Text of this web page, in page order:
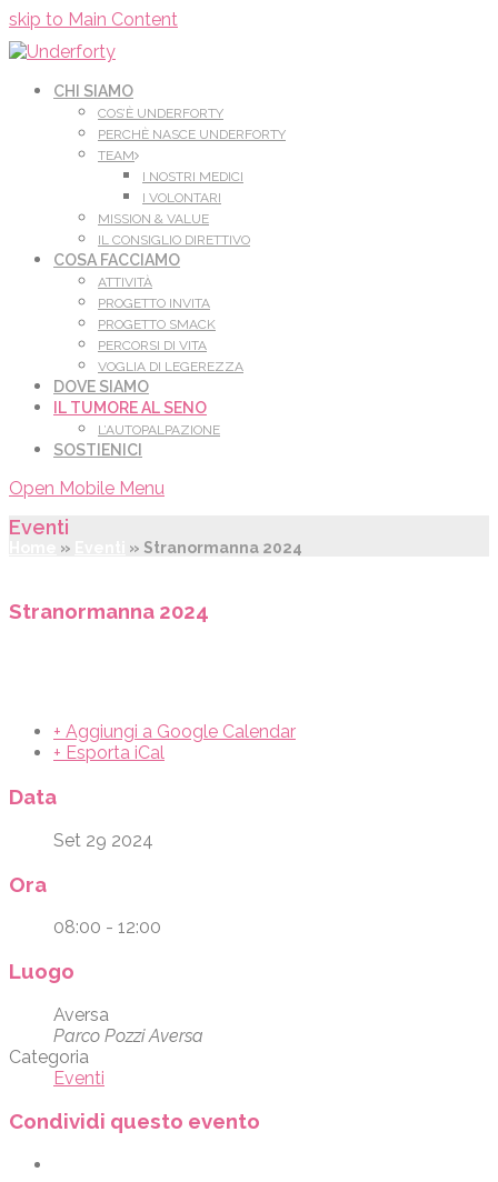
skip to Main Content
CHI SIAMO
COS’È UNDERFORTY
PERCHÈ NASCE UNDERFORTY
TEAM
I NOSTRI MEDICI
I VOLONTARI
MISSION & VALUE
IL CONSIGLIO DIRETTIVO
COSA FACCIAMO
ATTIVITÀ
PROGETTO INVITA
PROGETTO SMACK
PERCORSI DI VITA
VOGLIA DI LEGEREZZA
DOVE SIAMO
IL TUMORE AL SENO
L’AUTOPALPAZIONE
SOSTIENICI
Open Mobile Menu
Eventi
» » Stranormanna 2024
Stranormanna 2024
+ Aggiungi a Google Calendar
+ Esporta iCal
Data
Set 29 2024
Ora
08:00 - 12:00
Luogo
Aversa
Parco Pozzi Aversa
Categoria
Eventi
Condividi questo evento